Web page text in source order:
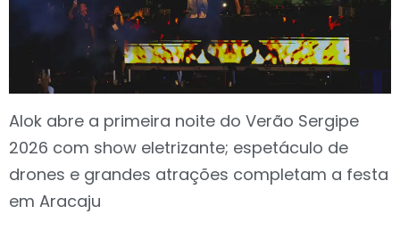
Alok abre a primeira noite do Verão Sergipe
2026 com show eletrizante; espetáculo de
drones e grandes atrações completam a festa
em Aracaju